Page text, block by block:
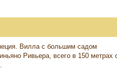
Вилла с большим садом
Ривьера, всего в 150 метрах